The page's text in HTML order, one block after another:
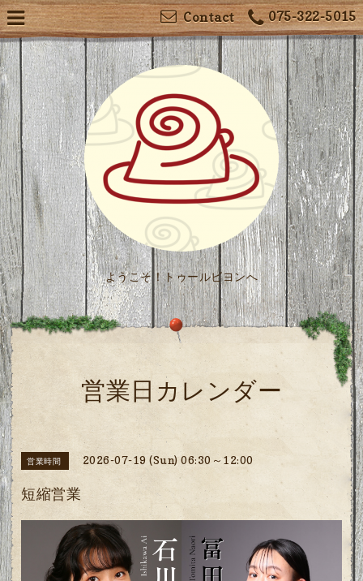
075-322-5015
Contact
ようこそ！トゥールビヨンへ
営業日カレンダー
営業時間 2026-07-19 (Sun) 06:30～12:00
短縮営業